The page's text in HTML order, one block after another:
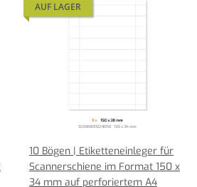
AUF LAGER
10 Bögen | Etiketteneinleger für
Scannerschiene im Format 150 x
34 mm auf perforiertem A4